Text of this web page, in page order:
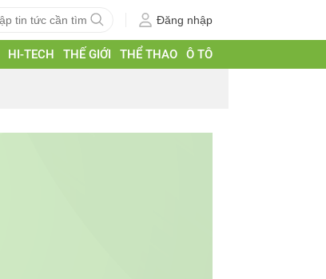
Đăng nhập
HI-TECH THẾ GIỚI THỂ THAO Ô TÔ